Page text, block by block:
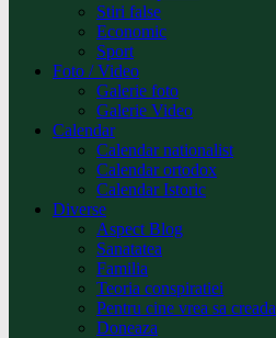
Stiri false
Economic
Sport
Foto / Video
Galerie foto
Galerie Video
Calendar
Calendar nationalist
Calendar ortodox
Calendar Istoric
Diverse
Aspect Blog
Sanatatea
Familia
Teoria conspiratiei
Pentru cine vrea sa creada
Doneaza